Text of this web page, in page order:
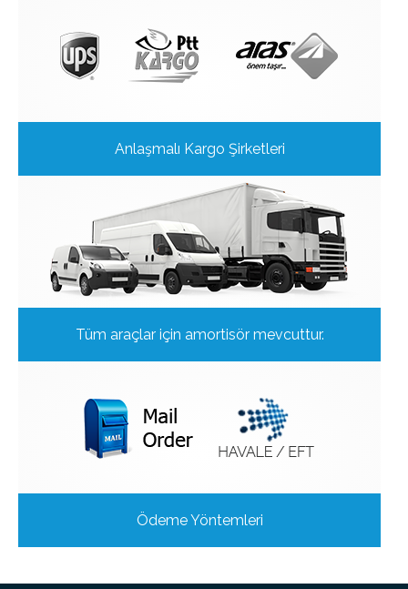
Anlaşmalı Kargo Şirketleri
Tüm araçlar için amortisör mevcuttur.
Ödeme Yöntemleri